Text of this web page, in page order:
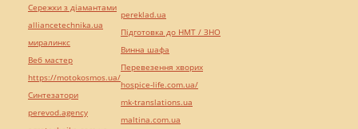
Сережки з діамантами
alliancetechnika.ua
миралинкс
Веб мастер
https://motokosmos.ua/
Синтезатори
perevod.agency
pereklad.ua
Підготовка до НМТ / ЗНО
Винна шафа
Перевезення хворих
hospice-life.com.ua/
mk-translations.ua
maltina.com.ua